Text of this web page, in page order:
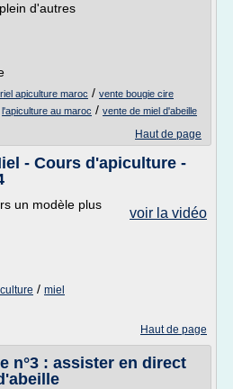
d'autres
apiculture maroc / vente bougie cire
l'apiculture au maroc / vente de miel d'abeille
Haut de page
- Cours d'apiculture -
voir la vidéo
un modèle plus
/ miel
Haut de page
n°3 : assister en direct